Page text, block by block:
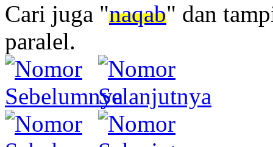
Cari juga "naqab" dan
paralel.